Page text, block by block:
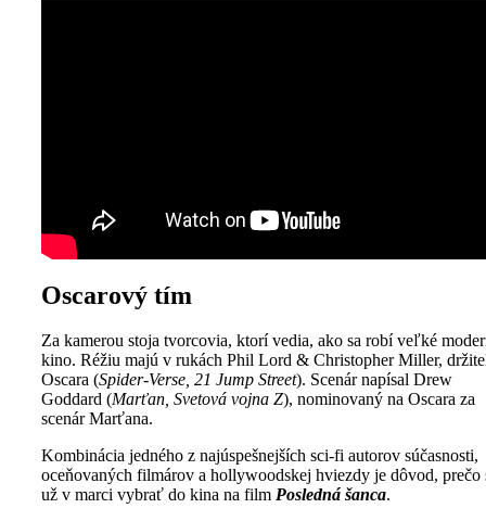
Oscarový tím
Za kamerou stoja tvorcovia, ktorí vedia, ako sa robí veľké
kino. Réžiu majú v rukách Phil Lord & Christopher Miller,
Oscara (Spider-Verse, 21 Jump Street). Scenár napísal Drew
Goddard (Marťan, Svetová vojna Z), nominovaný na Oscara za
scenár Marťana.
Kombinácia jedného z najúspešnejších sci-fi autorov súčasnosti,
oceňovaných filmárov a hollywoodskej hviezdy je dôvod, prečo
už v marci vybrať do kina na film Posledná šanca.